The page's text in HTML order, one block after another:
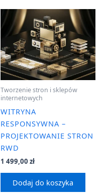
Tworzenie stron i sklepów
internetowych
WITRYNA
RESPONSYWNA –
PROJEKTOWANIE STRON
RWD
1 499,00 zł
Dodaj do koszyka